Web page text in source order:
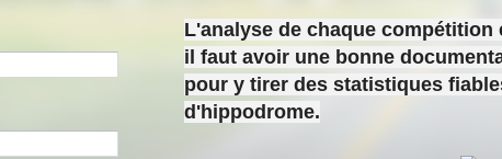
L'analyse de chaque compétition
il faut avoir une bonne
pour y tirer des statistiques
d'hippodrome.